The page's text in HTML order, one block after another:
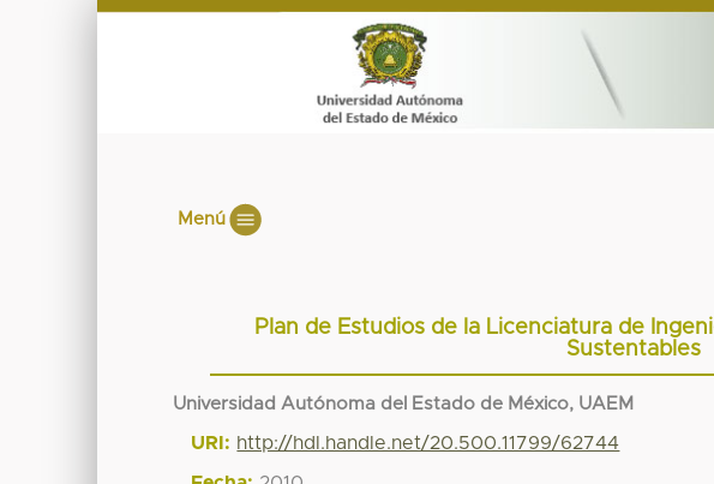
Menú
Plan de Estudios de la Licenciatura de
Sustentables
Universidad Autónoma del Estado de México, UAEM
URI: http://hdl.handle.net/20.500.11799/62744